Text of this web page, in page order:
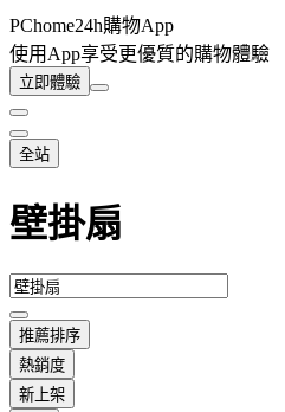
PChome24h購物App
使用App享受更優質的購物體驗
立即體驗
全站
壁掛扇
推薦排序
熱銷度
新上架